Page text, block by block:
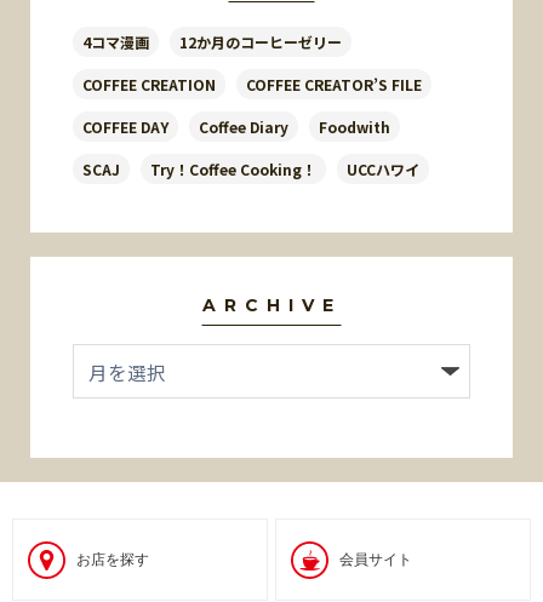
4コマ漫画 12か月のコーヒーゼリー
COFFEE CREATION COFFEE CREATOR’S FILE
COFFEE DAY Coffee Diary Foodwith
SCAJ Try！Coffee Cooking！ UCCハワイ
ARCHIVE
お店を探す 会員サイト